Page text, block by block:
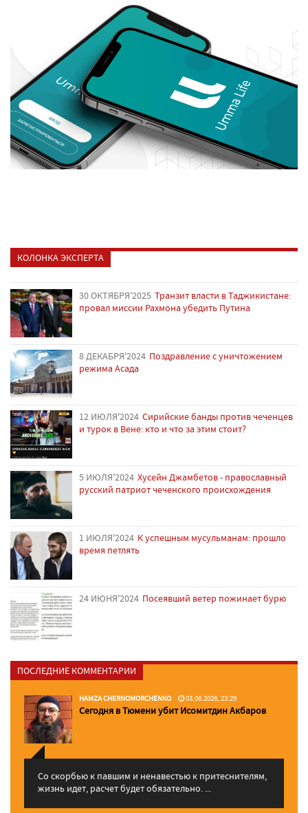
КОЛОНКА ЭКСПЕРТА
30 ОКТЯБРЯ'2025 Транзит власти в Таджикистане:
провал миссии Рахмона убедить Путина
8 ДЕКАБРЯ'2024 Поздравление с уничтожением
режима Асада
12 ИЮЛЯ'2024 Сирийские банды против чеченцев
и турок в Вене: кто и что за этим стоит?
5 ИЮЛЯ'2024 Хусейн Джамбетов - православный
русский патриот чеченского происхождения
1 ИЮЛЯ'2024 К успешным мусульманам: прошло
время петлять
24 ИЮНЯ'2024 Посеявший ветер пожинает бурю
ПОСЛЕДНИЕ КОММЕНТАРИИ
HAMZA CHERNOMORCHENKO 03.06.2026, 23:29
Сегодня в Тюмени убит Исомитдин Акбаров
Со скорбью к павшим и ненавестью к притеснителям,
жизнь идет, расчет будет обязательно. ...